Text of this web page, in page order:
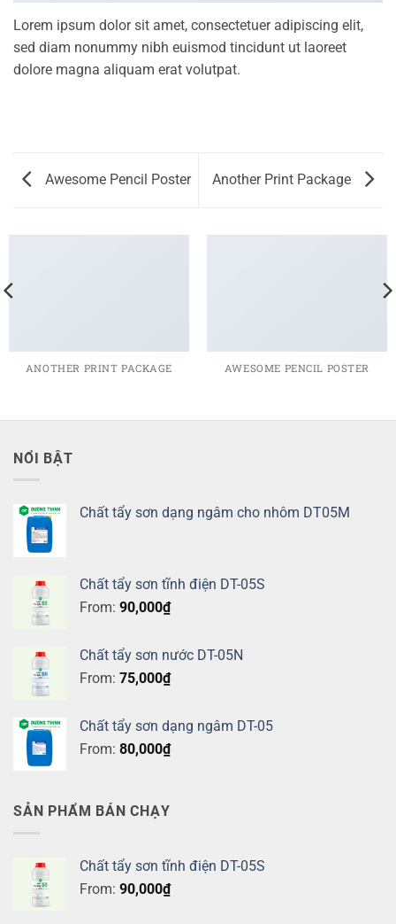
Lorem ipsum dolor sit amet, consectetuer adipiscing elit,
sed diam nonummy nibh euismod tincidunt ut laoreet
dolore magna aliquam erat volutpat.
Awesome Pencil Poster Another Print Package
ANOTHER PRINT PACKAGE AWESOME PENCIL POSTER
NỔI BẬT
Chất tẩy sơn dạng ngâm cho nhôm DT05M
Chất tẩy sơn tĩnh điện DT-05S
From: 90,000₫
Chất tẩy sơn nước DT-05N
From: 75,000₫
Chất tẩy sơn dạng ngâm DT-05
From: 80,000₫
SẢN PHẨM BÁN CHẠY
Chất tẩy sơn tĩnh điện DT-05S
From: 90,000₫